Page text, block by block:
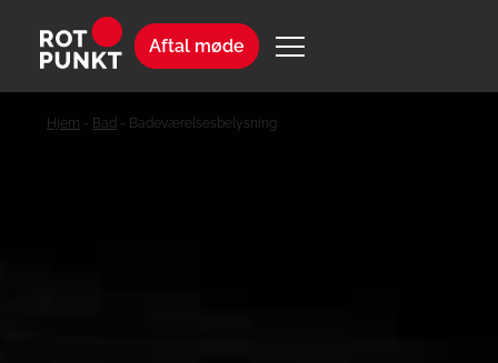
Aftal møde
Hjem - Bad - Badeværelsesbelysning